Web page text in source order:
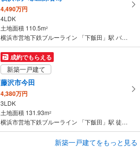
4,490万円
4LDK
土地面積 110.5m2
横浜市営地下鉄ブルーライン 「下飯田」駅 バス5分 アカシア公園入口 バス停下車 徒歩2分
成約でもらえる
新築一戸建て
藤沢市今田
4,380万円
3LDK
土地面積 131.93m2
横浜市営地下鉄ブルーライン 「下飯田」駅 徒歩24分
新築一戸建てをもっと見る